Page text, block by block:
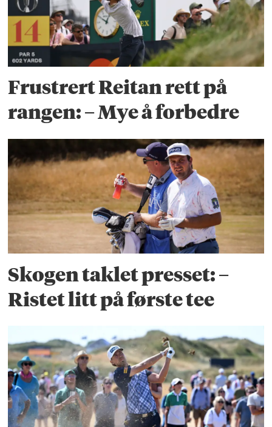
Frustrert Reitan rett på
rangen: – Mye å forbedre
Skogen taklet presset: –
Ristet litt på første tee